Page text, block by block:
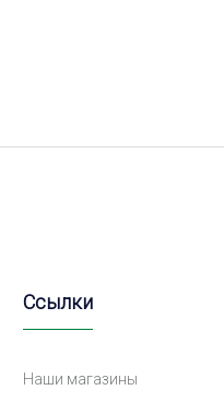
Ссылки
Наши магазины